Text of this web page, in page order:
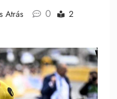
Atrás 0
2